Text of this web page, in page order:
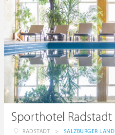
Sporthotel Radstadt
RADSTADT > SALZBURGER LAND